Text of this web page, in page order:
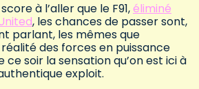
à l’aller que le F91,éliminé
, les chances de passer sont,
parlant, les mêmes que
réalité des forces en puissance
soir la sensation qu’on est ici à
exploit.